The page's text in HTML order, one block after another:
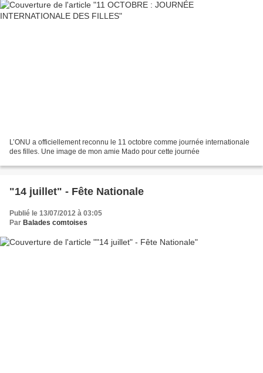
L’ONU a officiellement reconnu le 11 octobre comme journée internationale
des filles. Une image de mon amie Mado pour cette journée
"14 juillet" - Fête Nationale
Publié le 13/07/2012 à 03:05
Par Balades comtoises